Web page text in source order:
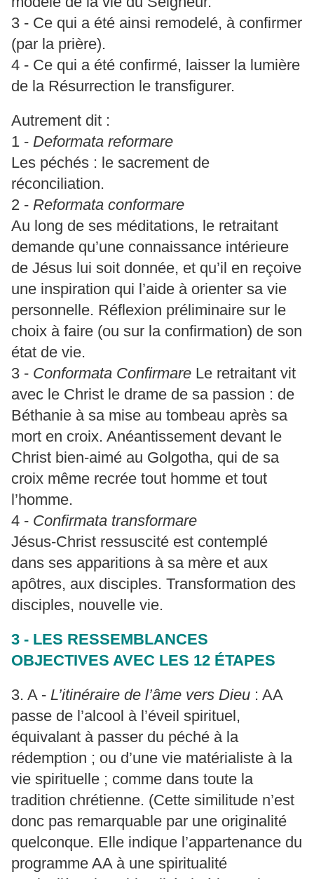
3 - Ce qui a été ainsi remodelé, à confirmer
(par la prière).
4 - Ce qui a été confirmé, laisser la lumière
de la Résurrection le transfigurer.
Autrement dit :
1 - Deformata reformare
Les péchés : le sacrement de
réconciliation.
2 - Reformata conformare
Au long de ses méditations, le retraitant
demande qu’une connaissance intérieure
de Jésus lui soit donnée, et qu’il en reçoive
une inspiration qui l’aide à orienter sa vie
personnelle. Réflexion préliminaire sur le
choix à faire (ou sur la confirmation) de son
état de vie.
3 - Conformata Confirmare Le retraitant vit
avec le Christ le drame de sa passion : de
Béthanie à sa mise au tombeau après sa
mort en croix. Anéantissement devant le
Christ bien-aimé au Golgotha, qui de sa
croix même recrée tout homme et tout
l’homme.
4 - Confirmata transformare
Jésus-Christ ressuscité est contemplé
dans ses apparitions à sa mère et aux
apôtres, aux disciples. Transformation des
disciples, nouvelle vie.
3 - LES RESSEMBLANCES
OBJECTIVES AVEC LES 12 ÉTAPES
3. A - L’itinéraire de l’âme vers Dieu : AA
passe de l’alcool à l’éveil spirituel,
équivalant à passer du péché à la
rédemption ; ou d’une vie matérialiste à la
vie spirituelle ; comme dans toute la
tradition chrétienne. (Cette similitude n’est
donc pas remarquable par une originalité
quelconque. Elle indique l’appartenance du
programme AA à une spiritualité